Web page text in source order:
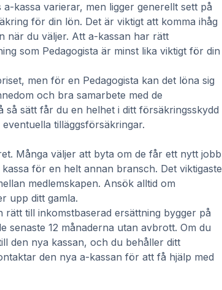
a-kassa varierar, men ligger generellt sett på
för din lön. Det är viktigt att komma ihåg
när du väljer. Att a-kassan har rätt
som Pedagogista är minst lika viktigt för din
men för en Pedagogista kan det löna sig
och bra samarbete med de
sätt får du en helhet i ditt försäkringsskydd
tilläggsförsäkringar.
Många väljer att byta om de får ett nytt jobb
för en helt annan bransch. Det viktigaste
medlemskapen. Ansök alltid om
upp ditt gamla.
till inkomstbaserad ersättning bygger på
senaste 12 månaderna utan avbrott. Om du
den nya kassan, och du behåller ditt
den nya a-kassan för att få hjälp med